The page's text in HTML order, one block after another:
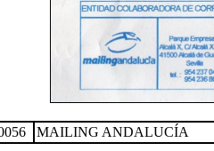
MAILING ANDALUCÍA